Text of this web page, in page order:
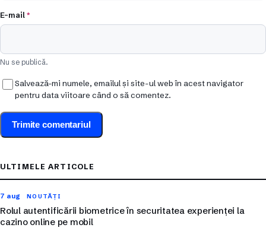
E-mail*
Nu se publică.
Salvează-mi numele, emailul și site-ul web în acest navigator
pentru data viitoare când o să comentez.
ULTIMELE ARTICOLE
7 aug NOUTĂȚI
Rolul autentificării biometrice în securitatea experienței la
cazino online pe mobil